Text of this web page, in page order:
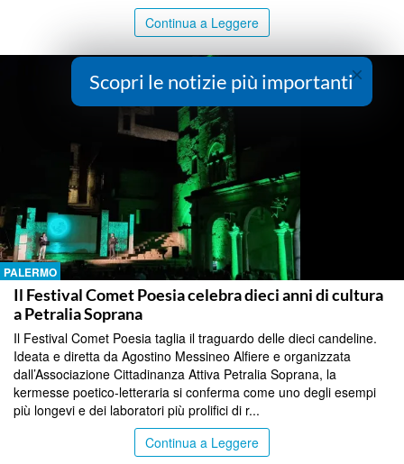
Continua a Leggere
PALERMO
Il Festival Comet Poesia celebra dieci anni di cultura
a Petralia Soprana
Il Festival Comet Poesia taglia il traguardo delle dieci candeline.
Ideata e diretta da Agostino Messineo Alfiere e organizzata
dall’Associazione Cittadinanza Attiva Petralia Soprana, la
kermesse poetico-letteraria si conferma come uno degli esempi
più longevi e dei laboratori più prolifici di r...
Continua a Leggere
×
Scopri le notizie più importanti